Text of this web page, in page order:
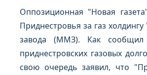
Оппозиционная "Новая
Приднестровья за газ
завода (ММЗ). Как сообщил
приднестровских газовых
свою очередь заявил, что